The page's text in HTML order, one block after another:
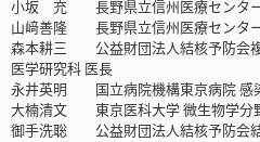
小坂 充 長野県立信州医療センター
山﨑善隆 長野県立信州医療センタ
森本耕三 公益財団法人結核予防会
医学研究科 医長
永井英明 国立病院機構東京病院 感
大楠清文 東京医科大学 微生物学分
御手洗聡 公益財団法人結核予防会